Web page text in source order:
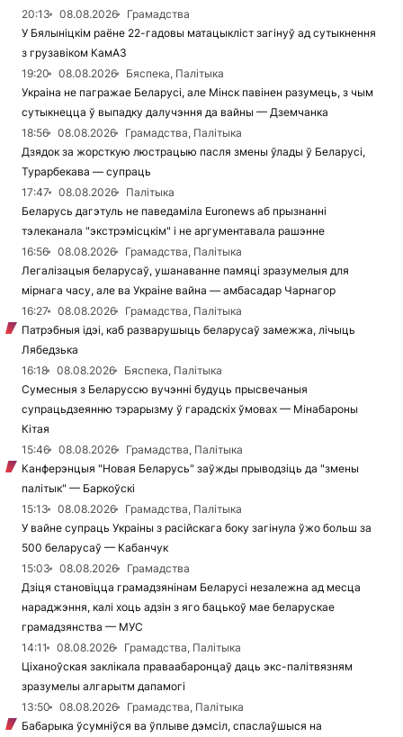
20:13 08.08.2026
Грамадства
У Бялыніцкім раёне 22-гадовы матацыкліст загінуў ад сутыкнення
з грузавіком КамАЗ
19:20
08.08.2026
Бяспека, Палітыка
Украіна не пагражае Беларусі, але Мінск павінен разумець, з чым
сутыкнецца ў выпадку далучэння да вайны — Дземчанка
18:56
08.08.2026
Грамадства, Палітыка
Дзядок за жорсткую люстрацыю пасля змены ўлады ў Беларусі,
Турарбекава — супраць
17:47
08.08.2026
Палітыка
Беларусь дагэтуль не паведаміла Euronews аб прызнанні
тэлеканала "экстрэмісцкім" і не аргументавала рашэнне
16:56
08.08.2026
Грамадства, Палітыка
Легалізацыя беларусаў, ушанаванне памяці зразумелыя для
мірнага часу, але ва Украіне вайна — амбасадар Чарнагор
16:27
08.08.2026
Грамадства, Палітыка
Патрэбныя ідэі, каб разварушыць беларусаў замежжа, лічыць
Лябедзька
16:18
08.08.2026
Бяспека, Палітыка
Сумесныя з Беларуссю вучэнні будуць прысвечаныя
супрацьдзеянню тэрарызму ў гарадскіх ўмовах — Мінабароны
Кітая
15:46
08.08.2026
Грамадства, Палітыка
Канферэнцыя "Новая Беларусь" заўжды прыводзіць да "змены
палітык" — Баркоўскі
15:13
08.08.2026
Грамадства, Палітыка
У вайне супраць Украіны з расійскага боку загінула ўжо больш за
500 беларусаў — Кабанчук
15:03
08.08.2026
Грамадства
Дзіця становіцца грамадзянінам Беларусі незалежна ад месца
нараджэння, калі хоць адзін з яго бацькоў мае беларускае
грамадзянства — МУС
14:11
08.08.2026
Грамадства, Палітыка
Ціханоўская заклікала праваабаронцаў даць экс-палітвязням
зразумелы алгарытм дапамогі
13:50
08.08.2026
Грамадства, Палітыка
Бабарыка ўсумніўся ва ўплыве дэмсіл, спаслаўшыся на